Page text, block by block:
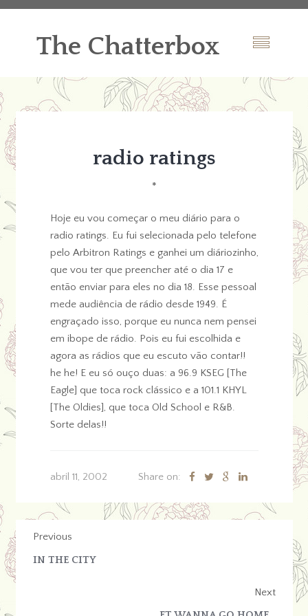
The Chatterbox
radio ratings
*
Hoje eu vou começar o meu diário para o
radio ratings. Eu fui selecionada pelo telefone
pelo Arbitron Ratings e ganhei um diáriozinho,
que vou ter que preencher até o dia 17 e
então enviar para eles no dia 18. Esse pessoal
mede audiência de rádio desde 1949. É
engraçado isso, porque eu nunca nem pensei
em ibope de rádio. Pois eu fui escolhida e
agora as rádios que eu escuto vão contar!!
he he! E eu só ouço duas: a 96.9 KSEG [The
Eagle] que toca rock clássico e a 101.1 KHYL
[The Oldies], que toca Old School e R&B.
Sorte delas!!
abril 11, 2002 Share on:
Previous
IN THE CITY
Next